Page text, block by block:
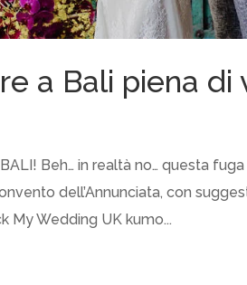
a Bali piena
Beh… in realtà no… questa
dell’Annunciata, con
My Wedding UK kumo...